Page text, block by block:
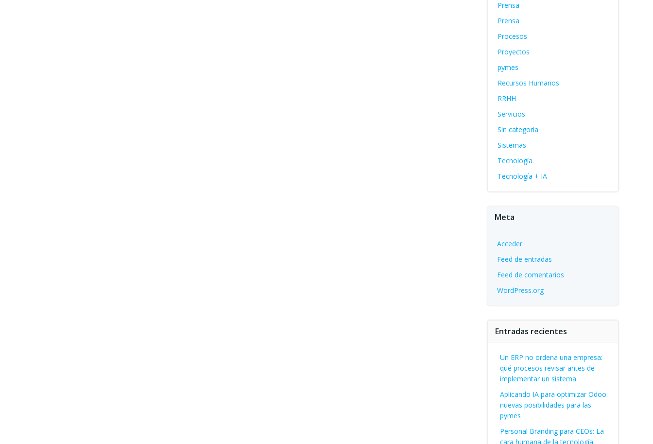
Prensa
Prensa
Procesos
Proyectos
pymes
Recursos Humanos
RRHH
Servicios
Sin categoría
Sistemas
Tecnología
Tecnología + IA
Meta
Acceder
Feed de entradas
Feed de comentarios
WordPress.org
Entradas recientes
Un ERP no ordena una empresa:
qué procesos revisar antes de
implementar un sistema
Aplicando IA para optimizar Odoo:
nuevas posibilidades para las
pymes
Personal Branding para CEOs: La
cara humana de la tecnología